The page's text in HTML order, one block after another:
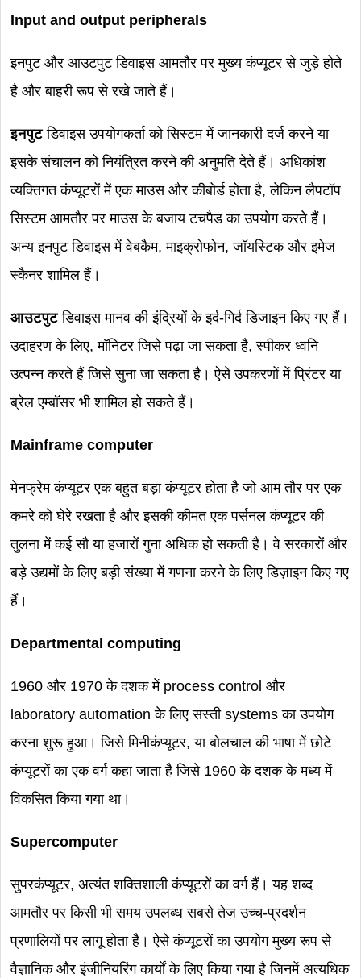
Input and output peripherals
इनपुट और आउटपुट डिवाइस आमतौर पर मुख्य कंप्यूटर से जुड़े होते
है और बाहरी रूप से रखे जाते हैं।
इनपुटडिवाइस उपयोगकर्ता को सिस्टम में जानकारी दर्ज करने या
इसके संचालन को नियंत्रित करने की अनुमति देते हैं। अधिकांश
व्यक्तिगत कंप्यूटरों में एक माउस और कीबोर्ड होता है, लेकिन लैपटॉप
सिस्टम आमतौर पर माउस के बजाय टचपैड का उपयोग करते हैं।
अन्य इनपुट डिवाइस में वेबकैम, माइक्रोफोन, जॉयस्टिक और इमेज
स्कैनर शामिल हैं।
आउटपुटडिवाइस मानव की इंद्रियों के इर्द-गिर्द डिजाइन किए गए हैं।
उदाहरण के लिए, मॉनिटर जिसे पढ़ा जा सकता है, स्पीकर ध्वनि
उत्पन्न करते हैं जिसे सुना जा सकता है। ऐसे उपकरणों में प्रिंटर या
ब्रेल एम्बॉसर भी शामिल हो सकते हैं।
Mainframe computer
मेनफ्रेम कंप्यूटर एक बहुत बड़ा कंप्यूटर होता है जो आम तौर पर एक
कमरे को घेरे रखता है और इसकी कीमत एक पर्सनल कंप्यूटर की
तुलना में कई सौ या हजारों गुना अधिक हो सकती है। वे सरकारों और
बड़े उद्यमों के लिए बड़ी संख्या में गणना करने के लिए डिज़ाइन किए गए
हैं।
Departmental computing
1960 और 1970 के दशक में process control और
laboratory automation के लिए सस्ती systems का उपयोग
करना शुरू हुआ। जिसे मिनीकंप्यूटर, या बोलचाल की भाषा में छोटे
कंप्यूटरों का एक वर्ग कहा जाता है जिसे 1960 के दशक के मध्य में
विकसित किया गया था।
Supercomputer
सुपरकंप्यूटर, अत्यंत शक्तिशाली कंप्यूटरों का वर्ग हैं। यह शब्द
आमतौर पर किसी भी समय उपलब्ध सबसे तेज़ उच्च-प्रदर्शन
प्रणालियों पर लागू होता है। ऐसे कंप्यूटरों का उपयोग मुख्य रूप से
वैज्ञानिक और इंजीनियरिंग कार्यों के लिए किया गया है जिनमें अत्यधिक